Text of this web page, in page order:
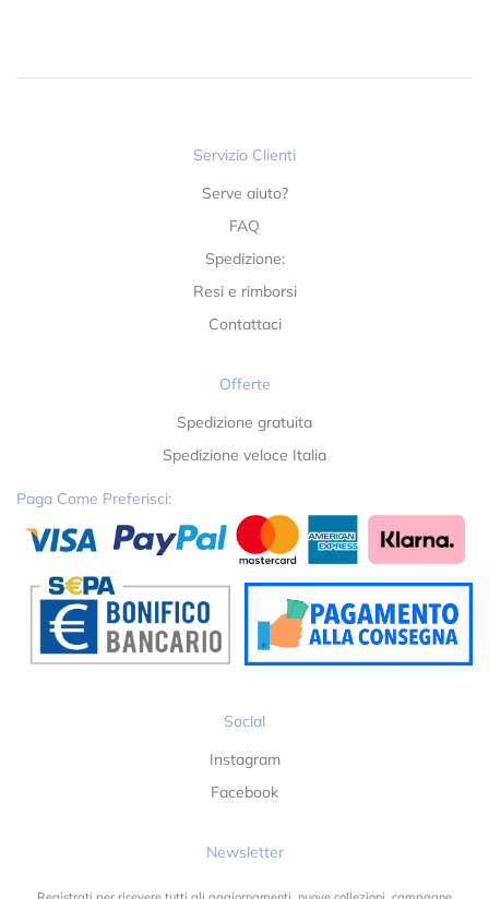
Servizio Clienti
Serve aiuto?
FAQ
Spedizione:
Resi e rimborsi
Contattaci
Offerte
Spedizione gratuita
Spedizione veloce Italia
Paga Come Preferisci:
Social
Instagram
Facebook
Newsletter